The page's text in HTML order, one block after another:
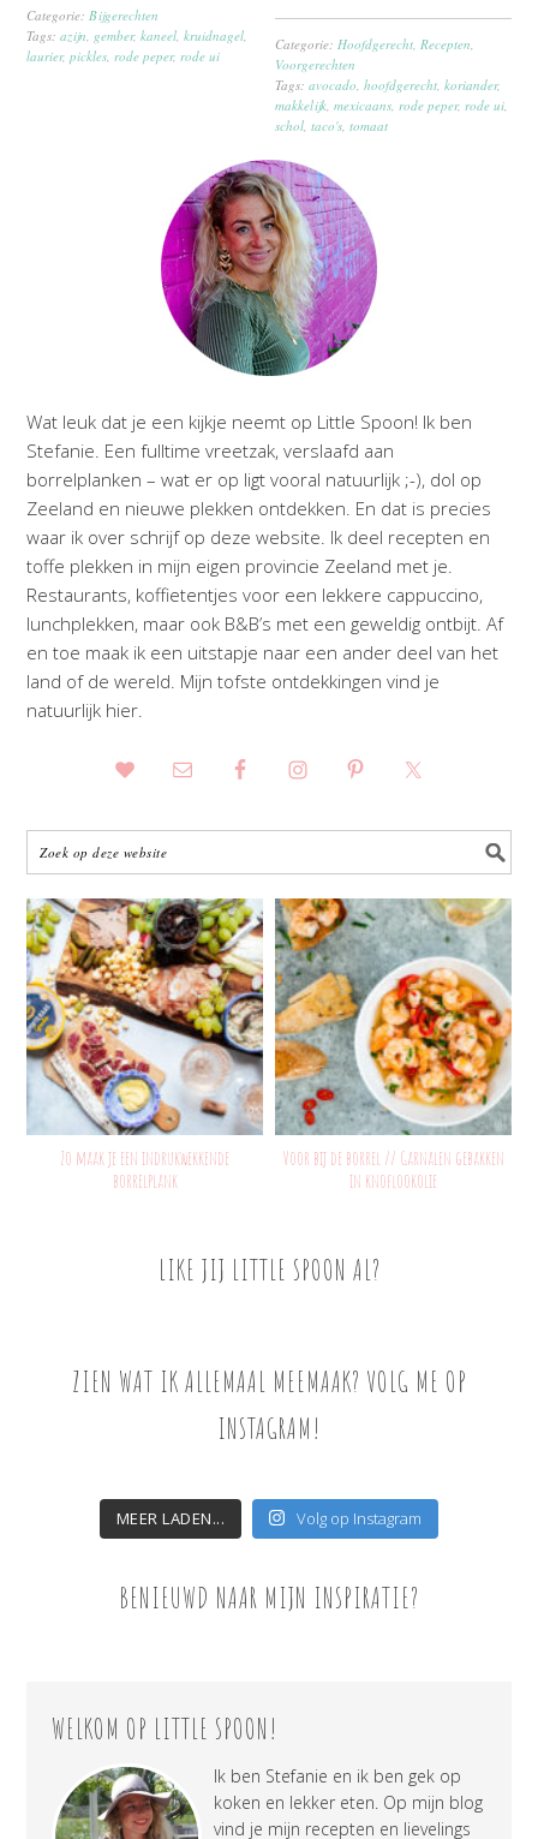
Categorie:Bijgerechten
Tags:azijn, gember,kaneel,kruidnagel,
laurier,pickles,rode peper,rode ui
Categorie:Hoofdgerecht,Recepten,
Voorgerechten
Tags:avocado,hoofdgerecht,koriander,
makkelijk,mexicaans,rode peper,rode ui,
schol,taco's,tomaat
Wat leuk dat je een kijkje neemt op Little Spoon! Ik ben
Stefanie. Een fulltime vreetzak, verslaafd aan
borrelplanken – wat er op ligt vooral natuurlijk ;-), dol op
Zeeland en nieuwe plekken ontdekken. En dat is precies
waar ik over schrijf op deze website. Ik deel recepten en
toffe plekken in mijn eigen provincie Zeeland met je.
Restaurants, koffietentjes voor een lekkere cappuccino,
lunchplekken, maar ook B&B’s met een geweldig ontbijt. Af
en toe maak ik een uitstapje naar een ander deel van het
land of de wereld. Mijn tofste ontdekkingen vind je
natuurlijk hier.
Zo maak je een indrukwekkende
borrelplank
Voor bij de borrel // Garnalen gebakken
in knoflookolie
LIKE JIJ LITTLE SPOON AL?
ZIEN WAT IK ALLEMAAL MEEMAAK? VOLG ME OP
INSTAGRAM!
MEER LADEN... Volg op Instagram
BENIEUWD NAAR MIJN INSPIRATIE?
WELKOM OP LITTLE SPOON!
Ik ben Stefanie en ik ben gek op
koken en lekker eten. Op mijn blog
vind je mijn recepten en lievelings